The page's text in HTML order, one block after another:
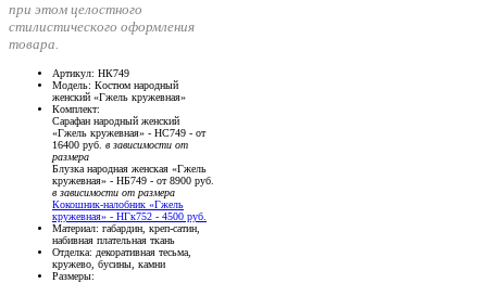
при этом целостного
стилистического оформления
товара.
Артикул: НК749
Модель: Костюм народный
женский «Гжель кружевная»
Комплект:
Сарафан народный женский
«Гжель кружевная» - НС749 - от
16400 руб. в зависимости от
размера
Блузка народная женская «Гжель
кружевная» - НБ749 - от 8900 руб.
в зависимости от размера
Кокошник-налобник «Гжель
кружевная» - НГк752 - 4500 руб.
Материал: габардин, креп-сатин,
набивная плательная ткань
Отделка: декоративная тесьма,
кружево, бусины, камни
Размеры: